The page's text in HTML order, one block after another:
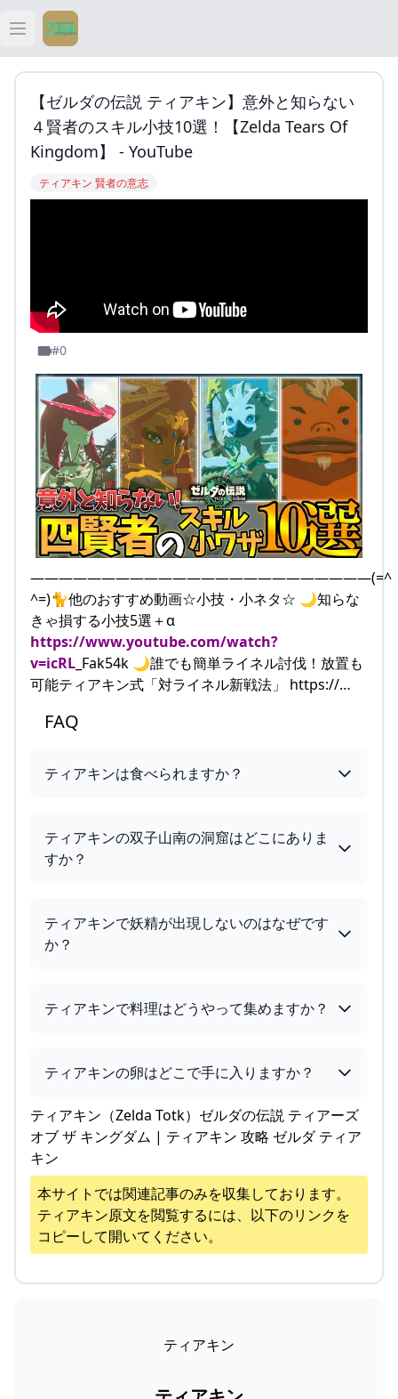
Open main menu
ティアキン
ティアキン 祠
【ゼルダの伝説 ティアキン】意外と知らない
４賢者のスキル小技10選！【Zelda Tears Of
Kingdom】 - YouTube
ティアキン 賢者の意志
#0
――――――――――――――――――――――――(=^
^=)🐈他のおすすめ動画☆小技・小ネタ☆ 🌙知らな
きゃ損する小技5選＋α
https://www.youtube.com/watch?
v=icRL _Fak54k 🌙誰でも簡単ライネル討伐！放置も
可能ティアキン式「対ライネル新戦法」 https://…
FAQ
ティアキンは食べられますか？
ティアキンの双子山南の洞窟はどこにありま
すか？
ティアキンで妖精が出現しないのはなぜです
か？
ティアキンで料理はどうやって集めますか？
ティアキンの卵はどこで手に入りますか？
ティアキン（Zelda Totk）ゼルダの伝説 ティアーズ
オブ ザ キングダム | ティアキン 攻略 ゼルダ ティア
キン
本サイトでは関連記事のみを収集しております。
ティアキン原文を閲覧するには、以下のリンクを
コピーして開いてください。
ティアキン